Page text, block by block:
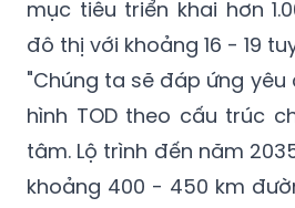
thống đường sắt đô thị,
hướng tâmvà vành đai .
mục tiêu triển khai hơn
đô thị với khoảng 16 - 19
"Chúng ta sẽ đáp ứng
hình TOD theo cấu trúc